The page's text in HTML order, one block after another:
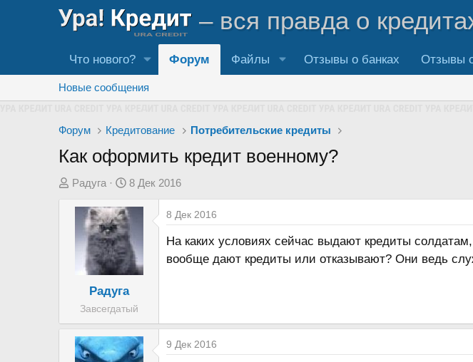
– вся правда о
Что нового? Форум Файлы Отзывы о банках Отзывы
Новые сообщения
Форум Кредитование Потребительские кредиты
Как оформить кредит военному?
А
Радуга
Д
т
а
н
а
а
8 Дек 2016
Радуга
Завсегдатый
8 Дек 2016
На каких условиях сейчас выдают кредиты
вообще дают кредиты или отказывают? Они ведь
9 Дек 2016